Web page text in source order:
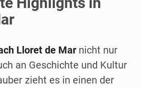
Lloret de Mar nicht nur
an Geschichte und Kultur
zieht es in einen der